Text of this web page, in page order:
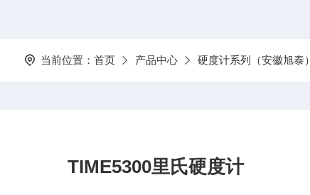
当前位置： 首页 产品中心 硬度计系列（安徽旭泰）
TIME5300里氏硬度计